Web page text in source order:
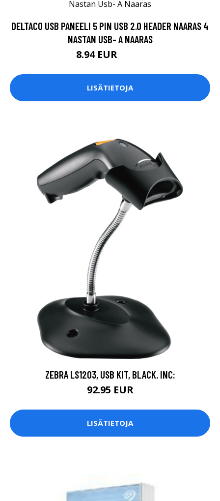
DELTACO USB PANEELI 5 PIN USB 2.0 HEADER NAARAS 4
NASTAN USB- A NAARAS
8.94 EUR
LISÄTIETOJA
ZEBRA LS1203, USB KIT, BLACK. INC:
92.95 EUR
LISÄTIETOJA